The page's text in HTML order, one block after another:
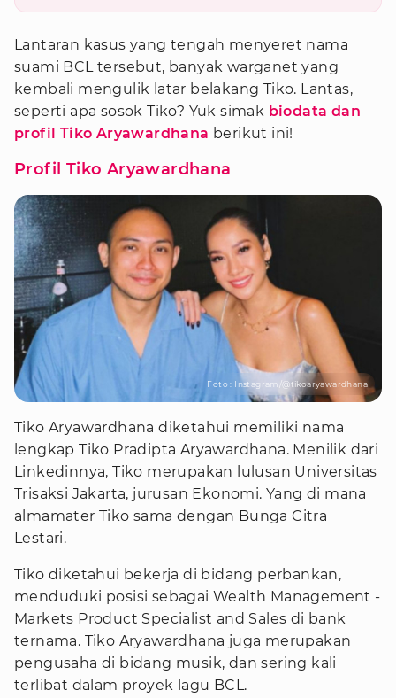
Lantaran kasus yang tengah menyeret nama
suami BCL tersebut, banyak warganet yang
kembali mengulik latar belakang Tiko. Lantas,
seperti apa sosok Tiko? Yuk simak biodata dan
profil Tiko Aryawardhana berikut ini!
Profil Tiko Aryawardhana
Foto : Instagram/@tikoaryawardhana
Tiko Aryawardhana diketahui memiliki nama
lengkap Tiko Pradipta Aryawardhana. Menilik dari
Linkedinnya, Tiko merupakan lulusan Universitas
Trisaksi Jakarta, jurusan Ekonomi. Yang di mana
almamater Tiko sama dengan Bunga Citra
Lestari.
Tiko diketahui bekerja di bidang perbankan,
menduduki posisi sebagai Wealth Management -
Markets Product Specialist and Sales di bank
ternama. Tiko Aryawardhana juga merupakan
pengusaha di bidang musik, dan sering kali
terlibat dalam proyek lagu BCL.